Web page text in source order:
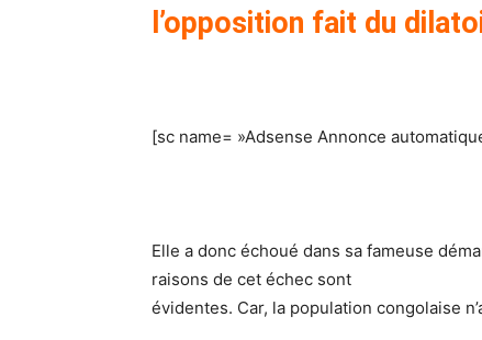
l’opposition fait du
[sc name= »Adsense Annonce
Elle a donc échoué dans sa fameuse
raisons de cet échec sont
évidentes. Car, la population congolaise